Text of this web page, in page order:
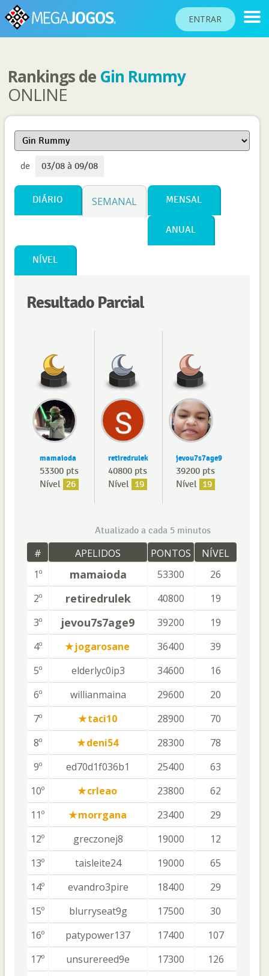
ENTRAR
RANKINGS
TORNEIOS
COMUNIDADE
BLOG
AJUDA
PASSAPORTE
JOGAR
Idioma do site
Rankings de Gin Rummy
ONLINE
de 03/08 à 09/08
DIÁRIO SEMANAL MENSAL
ANUAL
NÍVEL
Resultado Parcial
mamaioda
53300 pts
Nível 26
retiredrulek
40800 pts
Nível 19
jevou7s7age9
39200 pts
Nível 19
Atualizado a cada 5 minutos
# APELIDOS PONTOS
NÍVEL
1º
mamaioda 53300
26
2º
retiredrulek 40800
19
3º
jevou7s7age9 39200
19
4º
jogarosane 36400
39
5º
elderlyc0ip3 34600
16
6º
willianmaina 29600
20
7º
taci10 28900
70
8º
deni54 28300
78
9º
ed70d1f036b1 25400
63
10º
crleao 23800
62
11º
morrgana 23400
29
12º
greczonej8 19000
12
13º
taisleite24 19000
65
14º
evandro3pire 18400
29
15º
blurryseat9g 17500
30
16º
patypower137 17400
107
17º
unsurereed9e 17300
126